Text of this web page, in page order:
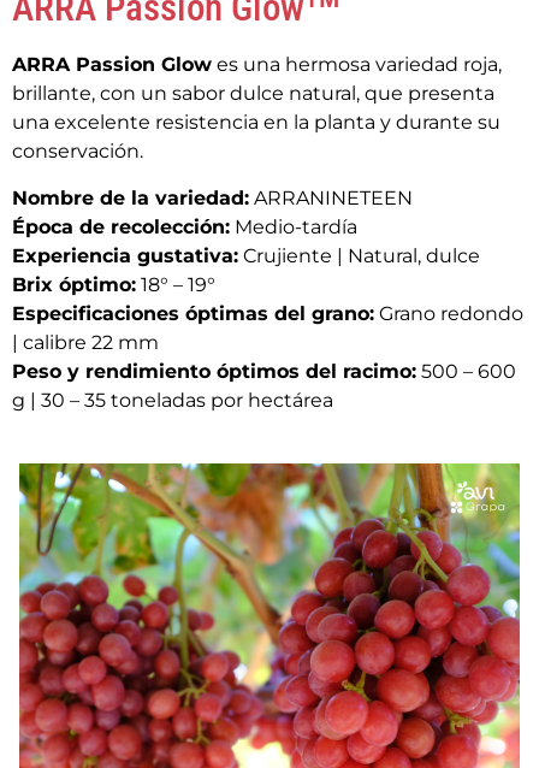
ARRA Passion Glow es una hermosa variedad roja,
brillante, con un sabor dulce natural, que presenta
una excelente resistencia en la planta y durante su
conservación.
Nombre de la variedad: ARRANINETEEN
Época de recolección: Medio-tardía
Experiencia gustativa: Crujiente | Natural, dulce
Brix óptimo: 18° – 19°
Especificaciones óptimas del grano: Grano redondo
| calibre 22 mm
Peso y rendimiento óptimos del racimo: 500 – 600
g | 30 – 35 toneladas por hectárea